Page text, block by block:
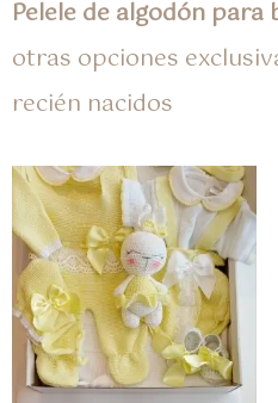
Pelele de algodón para
otras opciones
recién nacidos